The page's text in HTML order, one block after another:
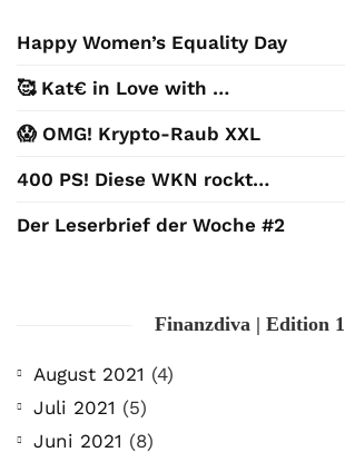
Happy Women’s Equality Day
🥰 Kat€ in Love with …
😱 OMG! Krypto-Raub XXL
400 PS! Diese WKN rockt…
Der Leserbrief der Woche #2
Finanzdiva | Edition 1
August 2021 (4)
Juli 2021 (5)
Juni 2021 (8)